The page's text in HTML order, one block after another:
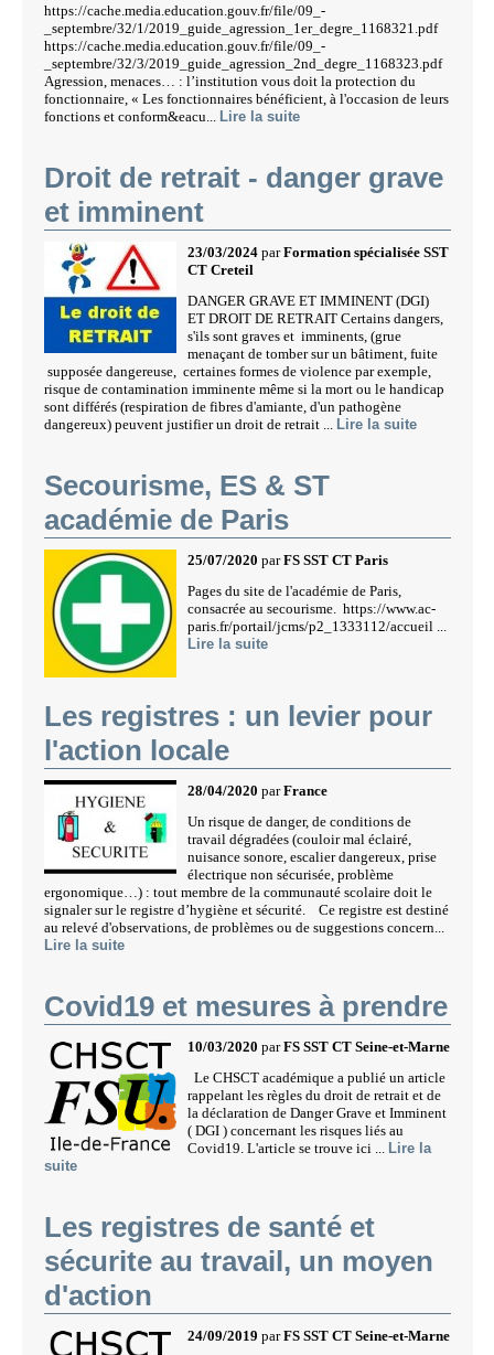
https://cache.media.education.gouv.fr/file/09_-
_septembre/32/1/2019_guide_agression_1er_degre_1168321.pdf
https://cache.media.education.gouv.fr/file/09_-
_septembre/32/3/2019_guide_agression_2nd_degre_1168323.pdf
Agression, menaces… : l’institution vous doit la protection du
fonctionnaire, « Les fonctionnaires bénéficient, à l'occasion de leurs
fonctions et conform&eacu... Lire la suite
Droit de retrait - danger grave
et imminent
23/03/2024 parFormation spécialisée SST
CT Creteil
DANGER GRAVE ET IMMINENT (DGI)
ET DROIT DE RETRAIT Certains dangers,
s'ils sont graves et imminents, (grue
menaçant de tomber sur un bâtiment, fuite
supposée dangereuse, certaines formes de violence par exemple,
risque de contamination imminente même si la mort ou le handicap
sont différés (respiration de fibres d'amiante, d'un pathogène
dangereux) peuvent justifier un droit de retrait ...
Lire la suite
Secourisme, ES & ST
académie de Paris
25/07/2020 parFS SST CT Paris
Pages du site de l'académie de Paris,
consacrée au secourisme. https://www.ac-
paris.fr/portail/jcms/p2_1333112/accueil ...
Lire la suite
Les registres : un levier pour
l'action locale
28/04/2020 parFrance
Un risque de danger, de conditions de
travail dégradées (couloir mal éclairé,
nuisance sonore, escalier dangereux, prise
électrique non sécurisée, problème
ergonomique…) : tout membre de la communauté scolaire doit le
signaler sur le registre d’hygiène et sécurité. Ce registre est destiné
au relevé d'observations, de problèmes ou de suggestions concern...
Lire la suite
Covid19 et mesures à prendre
10/03/2020 parFS SST CT Seine-et-Marne
Le CHSCT académique a publié un article
rappelant les règles du droit de retrait et de
la déclaration de Danger Grave et Imminent
( DGI ) concernant les risques liés au
Covid19. L'article se trouve ici ...
Lire la
suite
Les registres de santé et
sécurite au travail, un moyen
d'action
24/09/2019 parFS SST CT Seine-et-Marne